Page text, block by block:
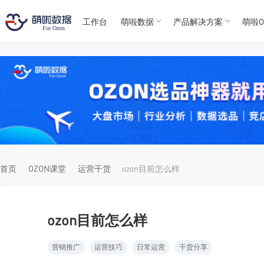
For
For
工作台 萌啦数据 产品解决方案 萌啦
首页 OZON课堂 运营干货 ozon目前怎么样
ozon目前怎么样
营销推广 运营技巧 日常运营 干货分享